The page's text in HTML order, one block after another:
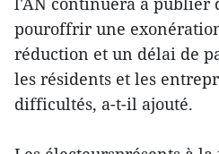
pouroffrir une
réduction et un délai de
les résidents et les
difficultés, a-t-il ajouté.